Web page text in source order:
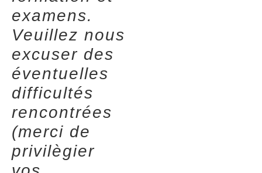
examens.
Veuillez nous
excuser des
éventuelles
difficultés
rencontrées
(merci de
privilègier